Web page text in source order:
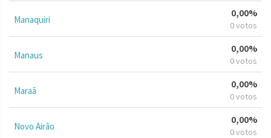
Manaquiri
0,00%
0 votos
Manaus
0,00%
0 votos
Maraã
0,00%
0 votos
Novo Airão
0,00%
0 votos